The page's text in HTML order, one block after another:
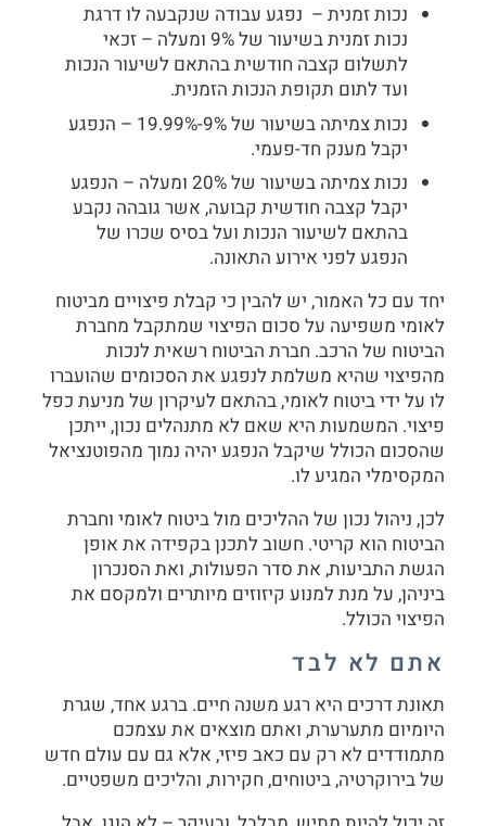
נכות זמנית – נפגע עבודה שנקבעה לו דרגת
נכות זמנית בשיעור של 9% ומעלה – זכאי
לתשלום קצבה חודשית בהתאם לשיעור הנכות
ועד לתום תקופת הנכות הזמנית.
נכות צמיתה בשיעור של 9%-19.99% – הנפגע
יקבל מענק חד-פעמי.
נכות צמיתה בשיעור של 20% ומעלה – הנפגע
יקבל קצבה חודשית קבועה, אשר גובהה נקבע
בהתאם לשיעור הנכות ועל בסיס שכרו של
הנפגע לפני אירוע התאונה.
יחד עם כל האמור, יש להבין כי קבלת פיצויים מביטוח
לאומי משפיעה על סכום הפיצוי שמתקבל מחברת
הביטוח של הרכב. חברת הביטוח רשאית לנכות
מהפיצוי שהיא משלמת לנפגע את הסכומים שהועברו
לו על ידי ביטוח לאומי, בהתאם לעיקרון של מניעת כפל
פיצוי. המשמעות היא שאם לא מתנהלים נכון, ייתכן
שהסכום הכולל שיקבל הנפגע יהיה נמוך מהפוטנציאל
המקסימלי המגיע לו.
לכן, ניהול נכון של ההליכים מול ביטוח לאומי וחברת
הביטוח הוא קריטי. חשוב לתכנן בקפידה את אופן
הגשת התביעות, את סדר הפעולות, ואת הסנכרון
ביניהן, על מנת למנוע קיזוזים מיותרים ולמקסם את
הפיצוי הכולל.
אתם לא לבד
תאונת דרכים היא רגע משנה חיים. ברגע אחד, שגרת
היומיום מתערערת, ואתם מוצאים את עצמכם
מתמודדים לא רק עם כאב פיזי, אלא גם עם עולם חדש
של בירוקרטיה, ביטוחים, חקירות, והליכים משפטיים.